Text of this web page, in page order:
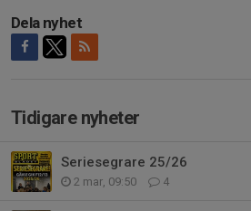
Dela nyhet
Tidigare nyheter
Seriesegrare 25/26
2 mar, 09:50 4